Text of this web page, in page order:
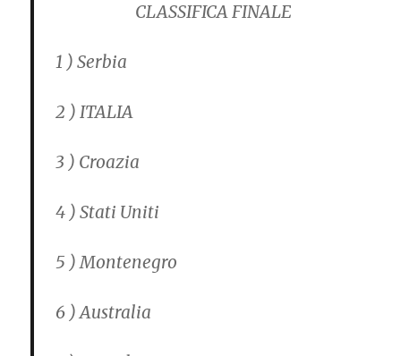
CLASSIFICA FINALE
1 ) Serbia
2 ) ITALIA
3 ) Croazia
4 ) Stati Uniti
5 ) Montenegro
6 ) Australia